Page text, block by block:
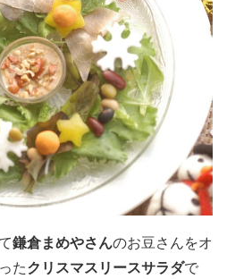
鎌倉まめやさんのお豆さんをオ
たクリスマスリースサラダで